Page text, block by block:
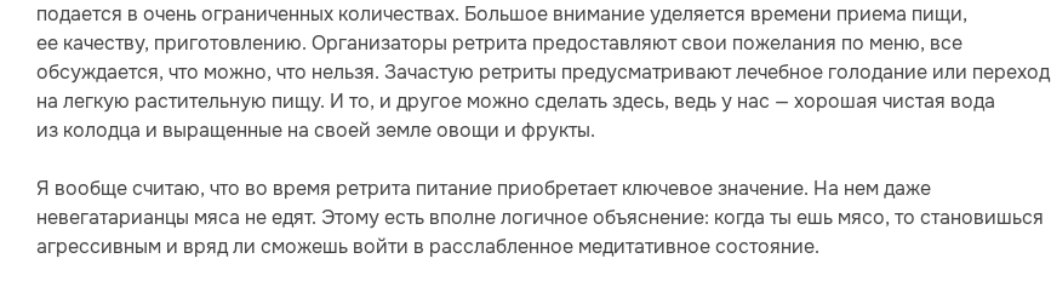
подается в очень ограниченных количествах. Большое внимание уделяется времени приема пищи,
ее качеству, приготовлению. Организаторы ретрита предоставляют свои пожелания по меню, все
обсуждается, что можно, что нельзя. Зачастую ретриты предусматривают лечебное голодание или переход
на легкую растительную пищу. И то, и другое можно сделать здесь, ведь у нас — хорошая чистая вода
из колодца и выращенные на своей земле овощи и фрукты.
Я вообще считаю, что во время ретрита питание приобретает ключевое значение. На нем даже
невегатарианцы мяса не едят. Этому есть вполне логичное объяснение: когда ты ешь мясо, то становишься
агрессивным и вряд ли сможешь войти в расслабленное медитативное состояние.